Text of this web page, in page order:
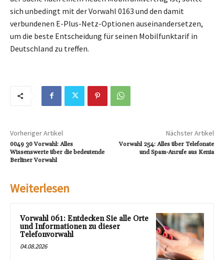
sich unbedingt mit der Vorwahl 0163 und den damit
verbundenen E-Plus-Netz-Optionen auseinandersetzen,
um die beste Entscheidung für seinen Mobilfunktarif in
Deutschland zu treffen.
Vorheriger Artikel
0049 30 Vorwahl: Alles
Wissenswerte über die bedeutende
Berliner Vorwahl
Nächster Artikel
Vorwahl 254: Alles über Telefonate
und Spam-Anrufe aus Kenia
Weiterlesen
Vorwahl 061: Entdecken Sie alle Orte
und Informationen zu dieser
Telefonvorwahl
04.08.2026